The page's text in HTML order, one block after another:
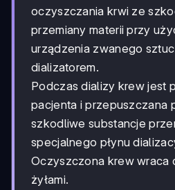
oczyszczania krwi ze
przemiany materii przy
urządzenia zwanego
dializatorem.
Podczas dializy krew jest
pacjenta i przepuszczana
szkodliwe substancje
specjalnego płynu
Oczyszczona krew wraca
żyłami.